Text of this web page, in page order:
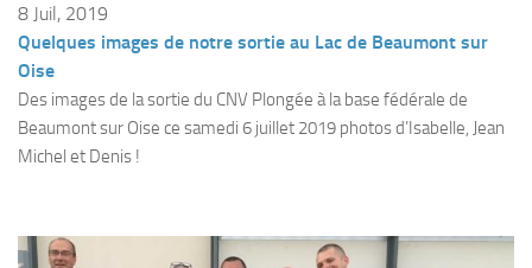
ECOLE DE PLONGEE
Jeune plongeur
Plongeur N1
Plongeur N3
8 Juil, 2019
Quelques images de notre sortie au Lac de Beaumont sur
Oise
Des images de la sortie du CNV Plongée à la base fédérale de
Beaumont sur Oise ce samedi 6 juillet 2019 photos d’Isabelle, Jean
Michel et Denis !